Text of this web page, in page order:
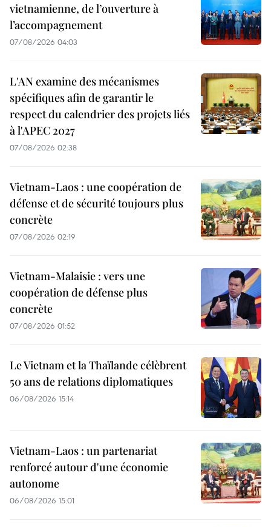
vietnamienne, de l’ouverture à
l’accompagnement
07/08/2026 04:03
L'AN examine des mécanismes
spécifiques afin de garantir le
respect du calendrier des projets liés
à l'APEC 2027
07/08/2026 02:38
Vietnam-Laos : une coopération de
défense et de sécurité toujours plus
concrète
07/08/2026 02:19
Vietnam-Malaisie : vers une
coopération de défense plus
concrète
07/08/2026 01:52
Le Vietnam et la Thaïlande célèbrent
50 ans de relations diplomatiques
06/08/2026 15:14
Vietnam-Laos : un partenariat
renforcé autour d'une économie
autonome
06/08/2026 15:01